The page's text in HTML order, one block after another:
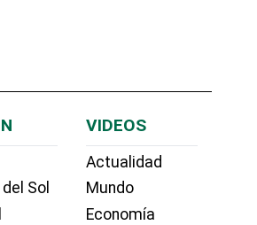
Sol
VIDEOS
Actualidad
Mundo
Economía